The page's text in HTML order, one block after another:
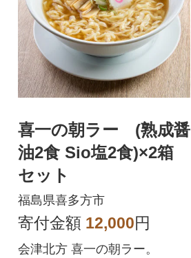
喜一の朝ラー (熟成醤
油2食 Sio塩2食)×2箱
セット
福島県喜多方市
寄付金額 12,000円
会津北方 喜一の朝ラー。